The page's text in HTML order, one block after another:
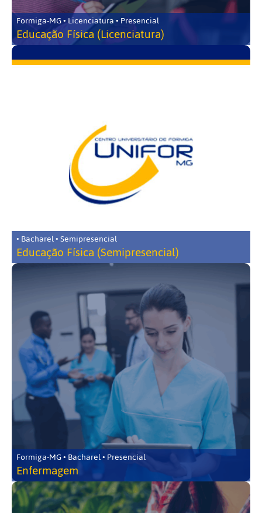
Formiga-MG • Licenciatura • Presencial
Educação Física (Licenciatura)
• Bacharel • Semipresencial
Educação Física (Semipresencial)
Formiga-MG • Bacharel • Presencial
Enfermagem